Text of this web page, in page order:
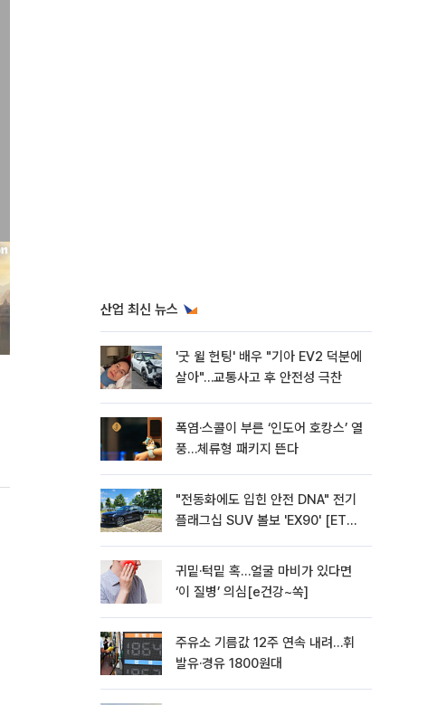
산업 최신 뉴스
'굿 윌 헌팅' 배우 "기아 EV2 덕분에
살아"…교통사고 후 안전성 극찬
폭염·스콜이 부른 ‘인도어 호캉스’ 열
풍…체류형 패키지 뜬다
"전동화에도 입힌 안전 DNA" 전기
플래그십 SUV 볼보 'EX90' [ET의
귀밑·턱밑 혹…얼굴 마비가 있다면
‘이 질병’ 의심[e건강~쏙]
주유소 기름값 12주 연속 내려…휘
발유·경유 1800원대